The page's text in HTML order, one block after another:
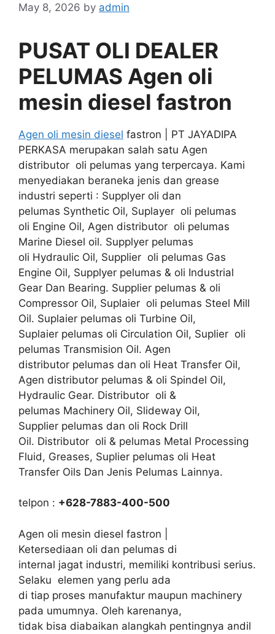
May 8, 2026 by admin
PUSAT OLI DEALER
PELUMAS Agen oli
mesin diesel fastron
Agen oli mesin diesel fastron | PT JAYADIPA
PERKASA merupakan salah satu Agen
distributor oli pelumas yang terpercaya. Kami
menyediakan beraneka jenis dan grease
industri seperti : Supplyer oli dan
pelumas Synthetic Oil, Suplayer oli pelumas
oli Engine Oil, Agen distributor oli pelumas
Marine Diesel oil. Supplyer pelumas
oli Hydraulic Oil, Supplier oli pelumas Gas
Engine Oil, Supplyer pelumas & oli Industrial
Gear Dan Bearing. Supplier pelumas & oli
Compressor Oil, Suplaier oli pelumas Steel Mill
Oil. Suplaier pelumas oli Turbine Oil,
Suplaier pelumas oli Circulation Oil, Suplier oli
pelumas Transmision Oil. Agen
distributor pelumas dan oli Heat Transfer Oil,
Agen distributor pelumas & oli Spindel Oil,
Hydraulic Gear. Distributor oli &
pelumas Machinery Oil, Slideway Oil,
Supplier pelumas dan oli Rock Drill
Oil. Distributor oli & pelumas Metal Processing
Fluid, Greases, Suplier pelumas oli Heat
Transfer Oils Dan Jenis Pelumas Lainnya.
telpon : +628-7883-400-500
Agen oli mesin diesel fastron |
Ketersediaan oli dan pelumas di
internal jagat industri, memiliki kontribusi serius.
Selaku elemen yang perlu ada
di tiap proses manufaktur maupun machinery
pada umumnya. Oleh karenanya,
tidak bisa diabaikan alangkah pentingnya andil